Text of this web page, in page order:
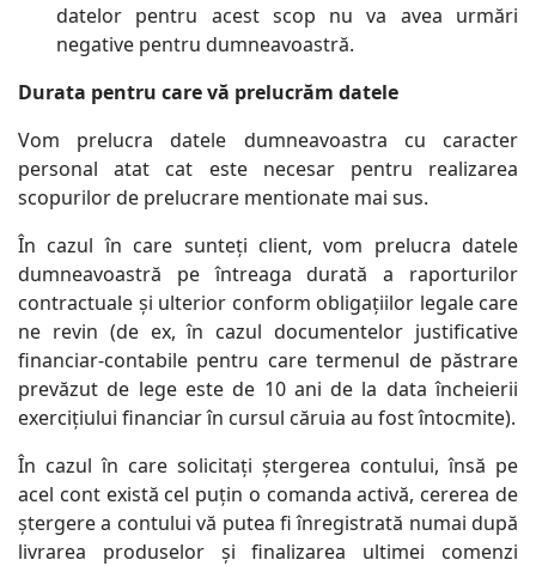
datelor pentru acest scop nu va avea urmări
negative pentru dumneavoastră.
Durata pentru care vă prelucrăm datele
Vom prelucra datele dumneavoastra cu caracter
personal atat cat este necesar pentru realizarea
scopurilor de prelucrare mentionate mai sus.
În cazul în care sunteți client, vom prelucra datele
dumneavoastră pe întreaga durată a raporturilor
contractuale și ulterior conform obligațiilor legale care
ne revin (de ex, în cazul documentelor justificative
financiar-contabile pentru care termenul de păstrare
prevăzut de lege este de 10 ani de la data încheierii
exercițiului financiar în cursul căruia au fost întocmite).
În cazul în care solicitați ștergerea contului, însă pe
acel cont există cel puțin o comanda activă, cererea de
ștergere a contului vă putea fi înregistrată numai după
livrarea produselor și finalizarea ultimei comenzi